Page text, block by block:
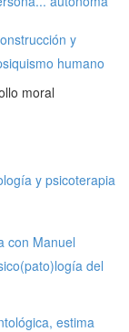
y
humano
moral
y psicoterapia
con Manuel
del
estima